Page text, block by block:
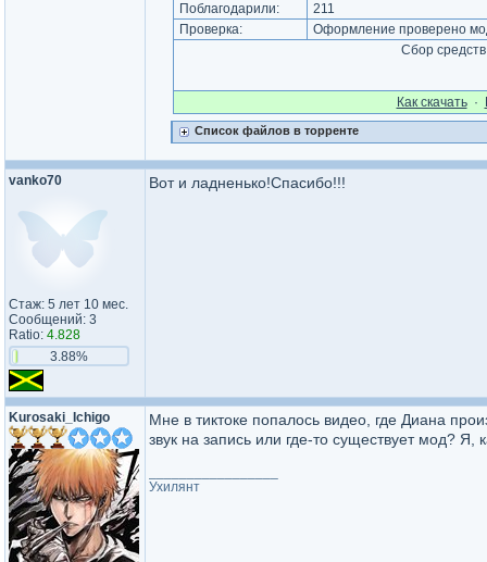
Поблагодарили:
211
Проверка:
Оформление проверено
Сбор
Как cкачать·
Список файлов в торренте
vanko70
Стаж: 5 лет 10 мес.
Сообщений: 3
Ratio: 4.828
3.88%
Вот и ладненько!Спасибо!!!
Kurosaki_Ichigo
Мне в тиктоке попалось видео, где Диана
звук на запись или где-то существует мод? Я,
Ухилянт